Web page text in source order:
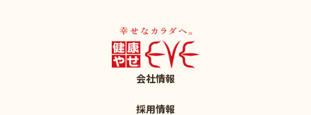
会社情報
採用情報